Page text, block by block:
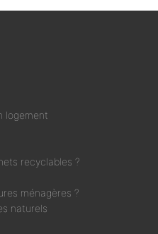
logement
recyclables ?
ménagères ?
naturels